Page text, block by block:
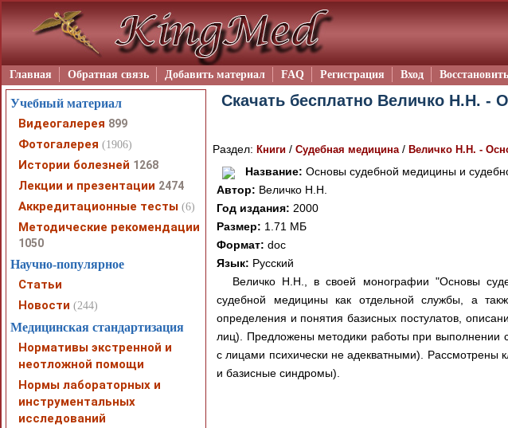
Главная Обратная связь Добавить материал FAQ Регистрация Вход
Скачать бесплатно Величко Н.Н. -
Раздел: Книги / Судебная медицина / Величко Н.Н. -
Название: Основы судебной медицины и
Автор: Величко Н.Н.
Год издания: 2000
Размер: 1.71 МБ
Формат: doc
Язык: Русский
Величко Н.Н., в своей монографии "Основы
судебной медицины как отдельной службы, а
определения и понятия базисных постулатов,
лиц). Предложены методики работы при выполнении
с лицами психически не адекватными). Рассмотрены
и базисные синдромы).
Учебный материал
Видеогалерея 899
Фотогалерея (1906)
Истории болезней 1268
Лекции и презентации 2474
Аккредитационные тесты (6)
Методические рекомендации
1050
Научно-популярное
Статьи
Новости (244)
Медицинская стандартизация
Нормативы экстренной и
неотложной помощи
Нормы лабораторных и
инструментальных
исследований